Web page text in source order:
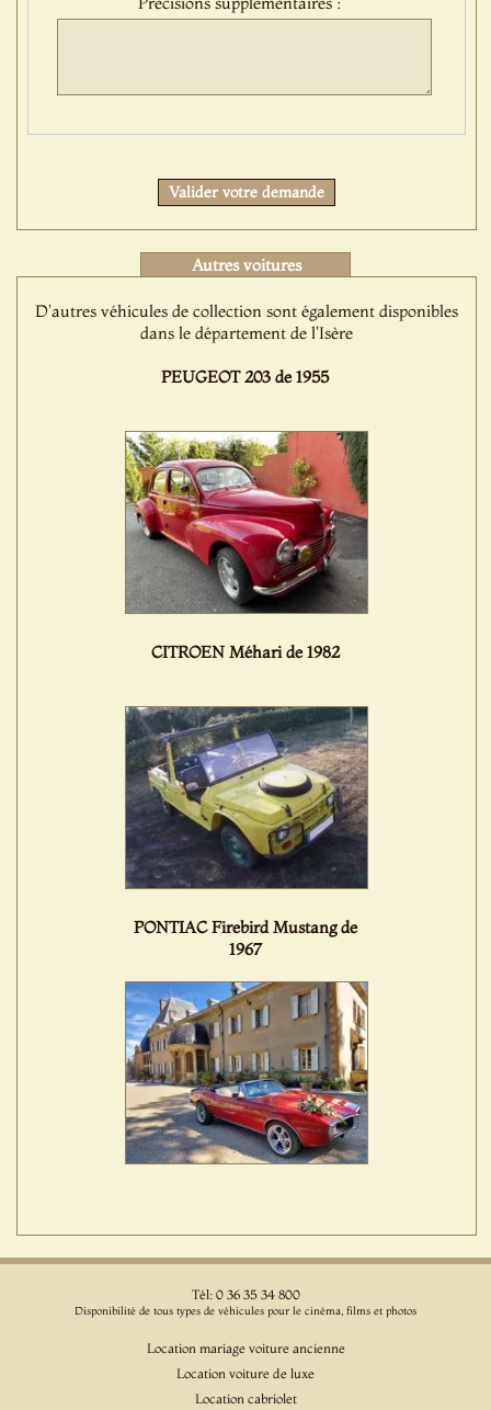
Valider votre demande
Autres voitures
D'autres véhicules de collection sont également disponibles
dans le département de l'Isère
PEUGEOT 203 de 1955
CITROEN Méhari de 1982
PONTIAC Firebird Mustang de
1967
Tél: 0 36 35 34 800
Disponibilité de tous types de véhicules pour le cinéma, films et photos
Location mariage voiture ancienne
Location voiture de luxe
Location cabriolet